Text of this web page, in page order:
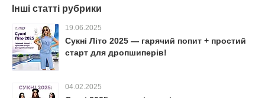
Інші статті рубрики
19.06.2025
Сукні Літо 2025 — гарячий попит + простий
старт для дропшиперів!
04.02.2025